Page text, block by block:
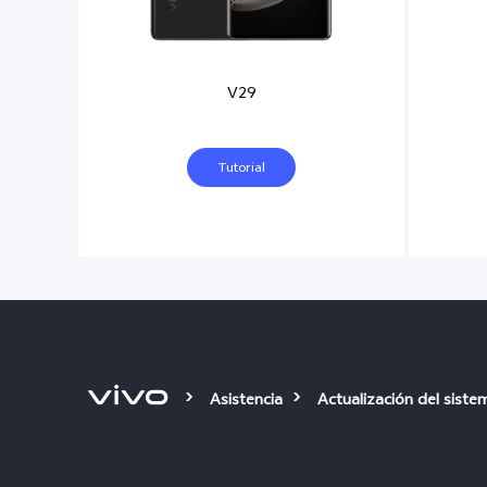
V29
Tutorial
Asistencia Actualización del